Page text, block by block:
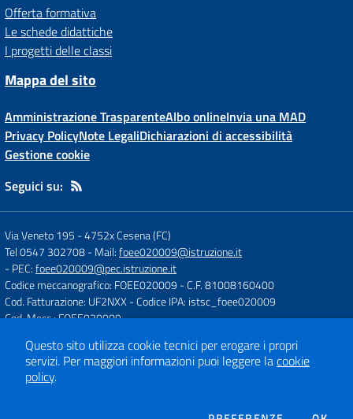
Offerta formativa
Le schede didattiche
I progetti delle classi
Mappa del sito
Amministrazione TrasparenteAlbo onlineInvia una MAD
Privacy PolicyNote LegaliDichiarazioni di accessibilità
Gestione cookie
Seguici su:
Via Veneto 195 -4752x Cesena (FC)
Tel 0547 302708- Mail:foee020009@istruzione.it
- PEC:foee020009@pec.istruzione.it
Codice meccanografico: FOEE020009 - C.F. 81008160400
Cod. Fatturazione: UF2NXX- Codice IPA: istsc_foee020009
Cod. Mecc.: FOEE020009
Concept & Design by
Designers Italia
Questo sito utilizza cookie tecnici per erogare i propri
servizi. Per maggiori informazioni puoi leggere lacookie
policy.